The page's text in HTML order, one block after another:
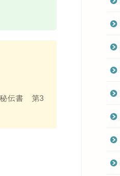
伝書 第3